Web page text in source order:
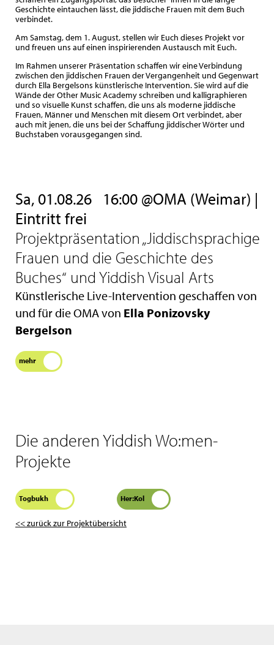
Geschichte eintauchen lässt, die jiddische Frauen mit dem Buch
verbindet.
Am Samstag, dem 1. August, stellen wir Euch dieses Projekt vor
und freuen uns auf einen inspirierenden Austausch mit Euch.
Im Rahmen unserer Präsentation schaffen wir eine Verbindung
zwischen den jiddischen Frauen der Vergangenheit und Gegenwart
durch Ella Bergelsons künstlerische Intervention. Sie wird auf die
Wände der Other Music Academy schreiben und kalligraphieren
und so visuelle Kunst schaffen, die uns als moderne jiddische
Frauen, Männer und Menschen mit diesem Ort verbindet, aber
auch mit jenen, die uns bei der Schaffung jiddischer Wörter und
Buchstaben vorausgegangen sind.
Sa, 01.08.26 16:00 @OMA (Weimar) |
Eintritt frei
Projektpräsentation „Jiddischsprachige
Frauen und die Geschichte des
Buches“ und Yiddish Visual Arts
Künstlerische Live-Intervention geschaffen von
und für die OMA von Ella Ponizovsky
Bergelson
mehr
Die anderen Yiddish Wo:men-
Projekte
Togbukh Her:Kol
<< zurück zur Projektübersicht